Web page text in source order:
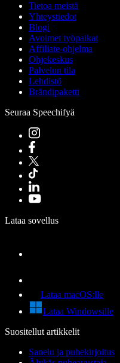
Tietoa meistä
Yhteystiedot
Blogi
Avoimet työpaikat
Affiliate-ohjelma
Ohjekeskus
Palvelun tila
Lehdistö
Brändipaketti
Seuraa Speechifyä
Lataa sovellus
Lataa macOS:lle
Lataa Windowsille
Suositellut artikkelit
Sanelu ja puhekirjoitus